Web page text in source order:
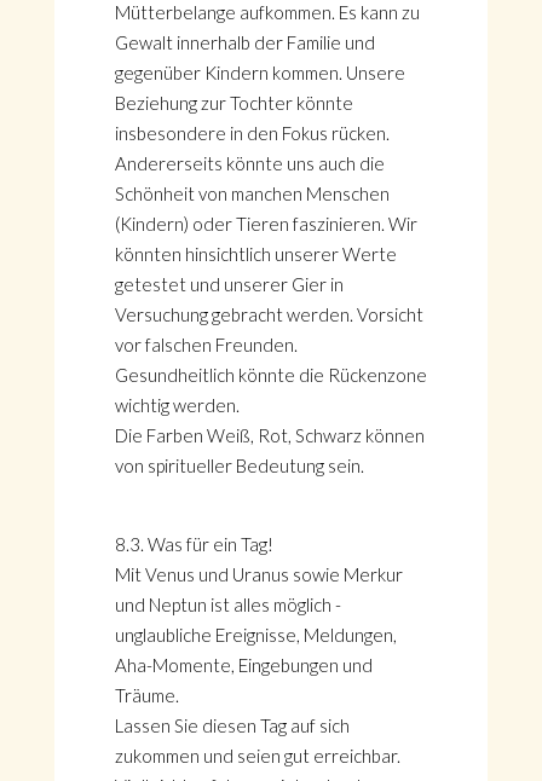
ÜBER AVANTGART.DE
IMPRESSUM & DATENSCHUTZ
Mütterbelange aufkommen. Es kann zu
Gewalt innerhalb der Familie und
gegenüber Kindern kommen. Unsere
Beziehung zur Tochter könnte
insbesondere in den Fokus rücken.
Andererseits könnte uns auch die
Schönheit von manchen Menschen
(Kindern) oder Tieren faszinieren. Wir
könnten hinsichtlich unserer Werte
getestet und unserer Gier in
Versuchung gebracht werden. Vorsicht
vor falschen Freunden.
Gesundheitlich könnte die Rückenzone
wichtig werden.
Die Farben Weiß, Rot, Schwarz können
von spiritueller Bedeutung sein.
8.3. Was für ein Tag!
Mit Venus und Uranus sowie Merkur
und Neptun ist alles möglich -
unglaubliche Ereignisse, Meldungen,
Aha-Momente, Eingebungen und
Träume.
Lassen Sie diesen Tag auf sich
zukommen und seien gut erreichbar.